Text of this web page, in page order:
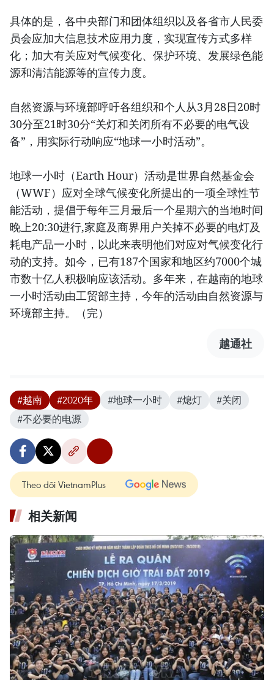
具体的是，各中央部门和团体组织以及各省市人民委
员会应加大信息技术应用力度，实现宣传方式多样
化；加大有关应对气候变化、保护环境、发展绿色能
源和清洁能源等的宣传力度。
自然资源与环境部呼吁各组织和个人从3月28日20时
30分至21时30分“关灯和关闭所有不必要的电气设
备”，用实际行动响应“地球一小时活动”。
地球一小时（Earth Hour）活动是世界自然基金会
（WWF）应对全球气候变化所提出的一项全球性节
能活动，提倡于每年三月最后一个星期六的当地时间
晚上20:30进行,家庭及商界用户关掉不必要的电灯及
耗电产品一小时，以此来表明他们对应对气候变化行
动的支持。如今，已有187个国家和地区约7000个城
市数十亿人积极响应该活动。多年来，在越南的地球
一小时活动由工贸部主持，今年的活动由自然资源与
环境部主持。（完）
越通社
#越南 #2020年 #地球一小时 #熄灯
#关闭
#不必要的电源
Theo dõi VietnamPlus
相关新闻